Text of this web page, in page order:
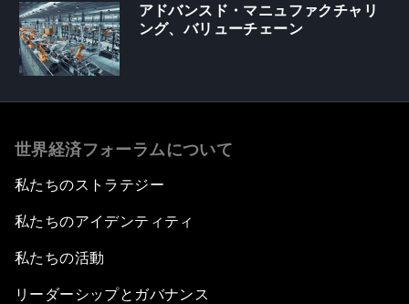
アドバンスド・マニュファクチャリ
ング、バリューチェーン
世界経済フォーラムについて
私たちのストラテジー
私たちのアイデンティティ
私たちの活動
リーダーシップとガバナンス